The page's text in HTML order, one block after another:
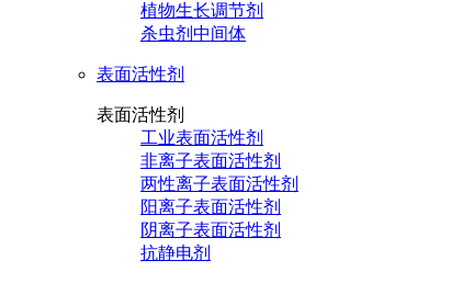
植物生长调节剂
杀虫剂中间体
表面活性剂
表面活性剂
工业表面活性剂
非离子表面活性剂
两性离子表面活性剂
阳离子表面活性剂
阴离子表面活性剂
抗静电剂